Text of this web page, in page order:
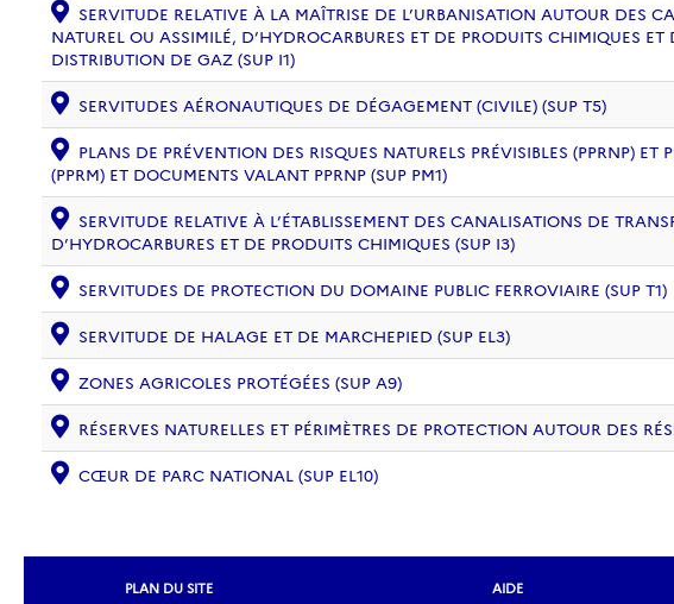
SERVITUDE RELATIVE À LA MAÎTRISE DE L’URBANISATION AUTOUR DES
NATUREL OU ASSIMILÉ, D’HYDROCARBURES ET DE PRODUITS CHIMIQUES
DISTRIBUTION DE GAZ (SUP I1)
SERVITUDES AÉRONAUTIQUES DE DÉGAGEMENT (CIVILE) (SUP T5)
PLANS DE PRÉVENTION DES RISQUES NATURELS PRÉVISIBLES (PPRNP)
(PPRM) ET DOCUMENTS VALANT PPRNP (SUP PM1)
SERVITUDE RELATIVE À L’ÉTABLISSEMENT DES CANALISATIONS DE
D’HYDROCARBURES ET DE PRODUITS CHIMIQUES (SUP I3)
SERVITUDES DE PROTECTION DU DOMAINE PUBLIC FERROVIAIRE (SUP T1)
SERVITUDE DE HALAGE ET DE MARCHEPIED (SUP EL3)
ZONES AGRICOLES PROTÉGÉES (SUP A9)
RÉSERVES NATURELLES ET PÉRIMÈTRES DE PROTECTION AUTOUR DES
CŒUR DE PARC NATIONAL (SUP EL10)
PLAN DU SITE AIDE